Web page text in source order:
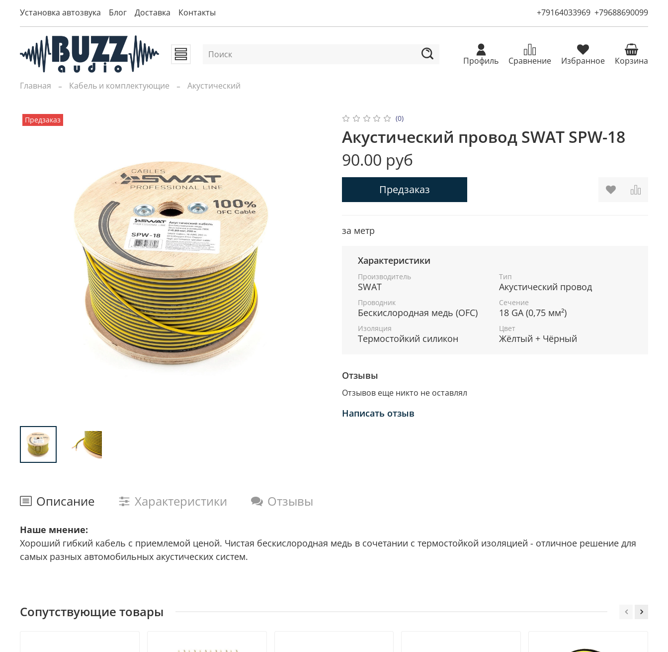
Установка автозвука Блог Доставка Контакты +79164033969 +79688690099
Профиль Сравнение Избранное Корзина
Главная Кабель и комплектующие Акустический
Предзаказ (0)
Акустический провод SWAT SPW-18
90.00 руб
Предзаказ
за метр
Характеристики
Производитель
SWAT
Тип
Акустический провод
Проводник
Бескислородная медь (OFC)
Сечение
18 GA (0,75 мм²)
Изоляция
Термостойкий силикон
Цвет
Жёлтый + Чёрный
Отзывы
Отзывов еще никто не оставлял
Написать отзыв
Описание Характеристики Отзывы
Наше мнение:
Хороший гибкий кабель с приемлемой ценой. Чистая бескислородная медь в сочетании с термостойкой изоляцией - отличное решение для
самых разных автомобильных акустических систем.
Сопутствующие товары